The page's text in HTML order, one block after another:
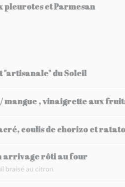
pleurotes et Parmesan
"artisanale" du Soleil
mangue , vinaigrette aux
coulis de chorizo et
arrivage rôti au four
braisé au citron